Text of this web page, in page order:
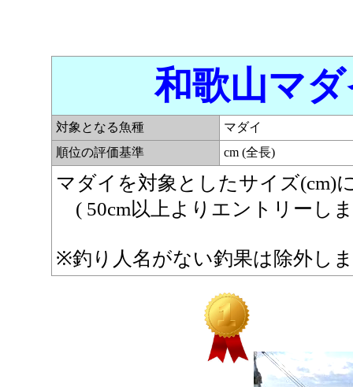
和歌山マ
対象となる魚種
マダイ
順位の評価基準
cm (全長)
マダイを対象としたサイズ(cm)
( 50cm以上よりエントリーし
※釣り人名がない釣果は除外し